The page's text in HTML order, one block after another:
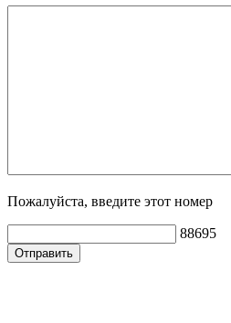
Пожалуйста, введите этот номер
88695